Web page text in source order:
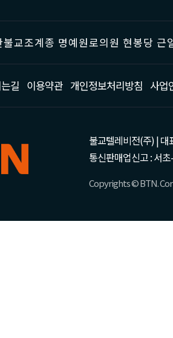
불교조계종 명예원로의원 현봉당
길 이용약관 개인정보처리방침 사업
불교텔레비전(주) | 대
통신판매업신고 : 서
Copyrights © BTN.